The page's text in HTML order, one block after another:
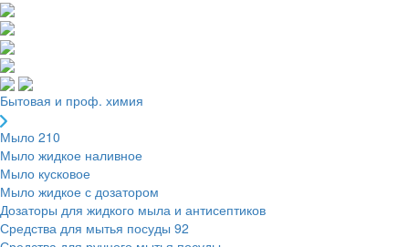
Бытовая и проф. химия
Мыло 210
Мыло жидкое наливное
Мыло кусковое
Мыло жидкое с дозатором
Дозаторы для жидкого мыла и антисептиков
Средства для мытья посуды 92